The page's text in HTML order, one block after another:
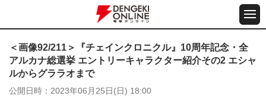
＜画像92/211＞『チェインクロニクル』10周年記念・全
アルカナ総選挙 エントリーキャラクター紹介その2 エシャ
ルからグララオまで
公開日時
2023年06月25日(日) 18:00